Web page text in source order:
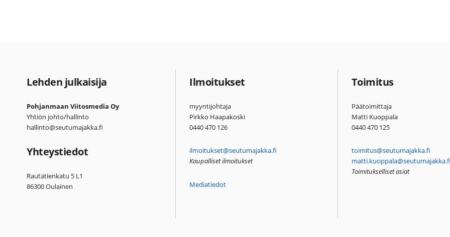
Lehden julkaisija
Pohjanmaan Viitosmedia Oy
Yhtiön johto/hallinto
hallinto@seutumajakka.fi
Yhteystiedot
Rautatienkatu 5 L1
86300 Oulainen
Ilmoitukset
myyntijohtaja
Pirkko Haapakoski
0440 470 126
ilmoitukset@seutumajakka.fi
Kaupalliset ilmoitukset
Mediatiedot
Toimitus
Päätoimittaja
Matti Kuoppala
0440 470 125
toimitus@seutumajakka.fi
Toimitukselliset asiat